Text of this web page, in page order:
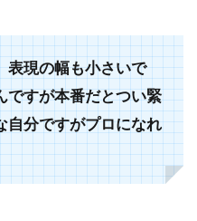
表現の幅も小さいで
ですが本番だとつい緊
自分ですがプロになれ